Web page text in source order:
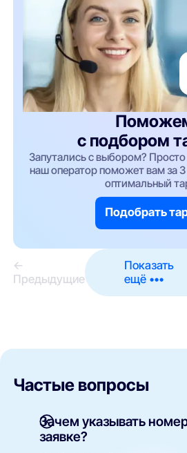
с подбором
Запутались с выбором?
наш оператор поможет вам за
оптимальный
Подобрать
←
Предыдущие
Показать
ещё •••
Частые вопросы
Зачем указывать
заявке?